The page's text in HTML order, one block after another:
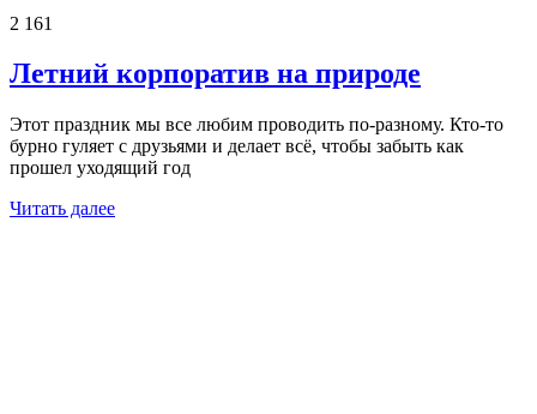
2 161
Летний корпоратив на природе
Этот праздник мы все любим проводить по-разному. Кто-то
бурно гуляет с друзьями и делает всё, чтобы забыть как
прошел уходящий год
Читать далее